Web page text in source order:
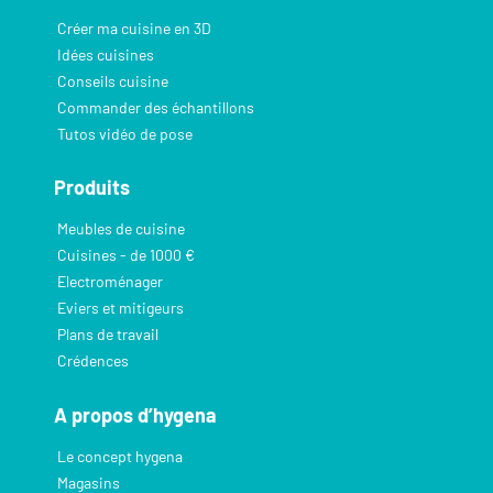
Créer ma cuisine en 3D
Idées cuisines
Conseils cuisine
Commander des échantillons
Tutos vidéo de pose
Produits
Meubles de cuisine
Cuisines - de 1000 €
Electroménager
Eviers et mitigeurs
Plans de travail
Crédences
A propos d’hygena
Le concept hygena
Magasins